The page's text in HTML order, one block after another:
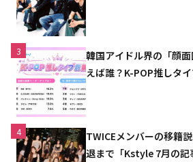
3
韓国アイドル界の「顔
えば誰？K-POP推しタ
4
TWICEメンバーの移籍
退まで「Kstyle 7月の記